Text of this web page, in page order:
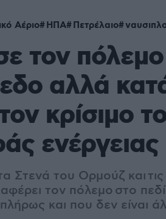
Αέριο ΗΠΑ Πετρέλαιο
τον
αλλά
κρίσιμο
ενέργειας
Στενά του Ορμούζ και
τον πόλεμο στο
και που δεν είναι